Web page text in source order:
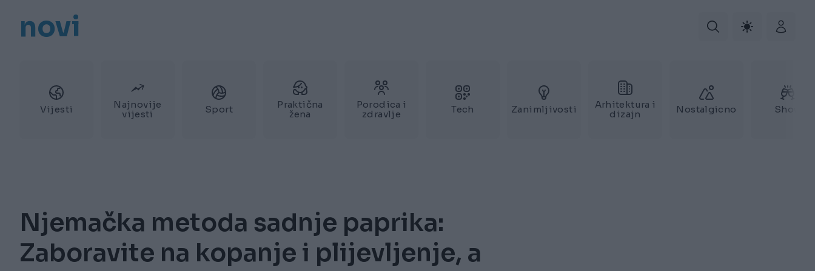
novi
Vijesti
Najnovije
vijesti
Sport
Praktična
žena
Porodica i
zdravlje
Tech Zanimljivosti
Arhitektura i
dizajn
Nostalgicno Show
Njemačka metoda sadnje paprika:
Zaboravite na kopanje i plijevljenje, a